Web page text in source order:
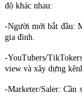
độ khác nhau:
-Người mới bắt đầu:
gia đình.
-YouTubers/
view và xây dựng
-Marketer/Saler: Cần